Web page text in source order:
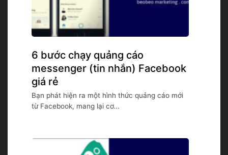
6 bước chạy quảng cáo
messenger (tin nhắn) Facebook
giá rẻ
Bạn phát hiện ra một hình thức quảng cáo mới
từ Facebook, mang lại cơ...